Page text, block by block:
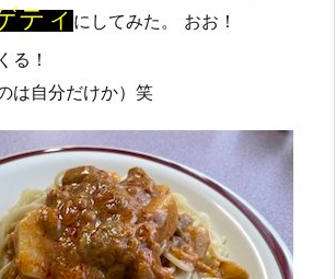
ティにしてみた。 おお！
る！
は自分だけか）笑